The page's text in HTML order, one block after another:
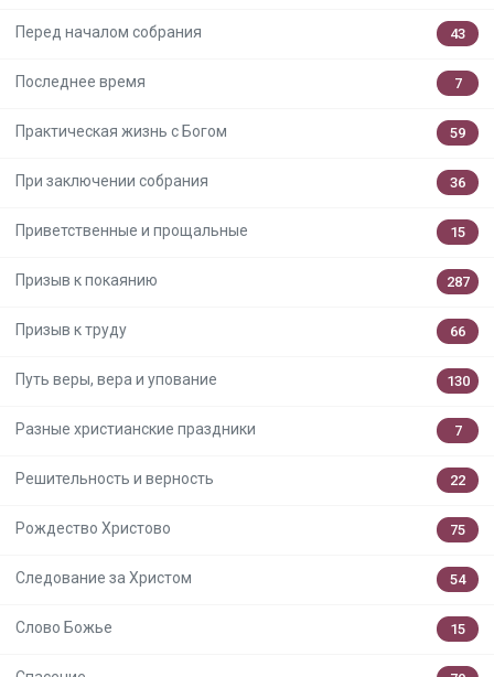
Перед началом собрания 43
Последнее время 7
Практическая жизнь с Богом 59
При заключении собрания 36
Приветственные и прощальные 15
Призыв к покаянию 287
Призыв к труду 66
Путь веры, вера и упование 130
Разные христианские праздники 7
Решительность и верность 22
Рождество Христово 75
Следование за Христом 54
Слово Божье 15